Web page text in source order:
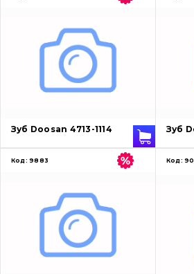
Зуб Doosan 4713-1114 Зуб
Код: 9883 Код: